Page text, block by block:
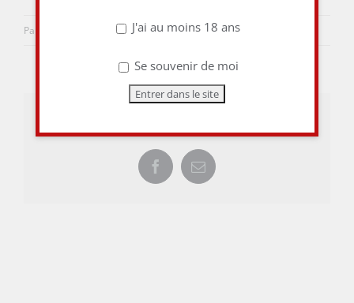
Par 19 mai 2015 | 0 commentaire
FacebookEmail
J'ai au moins 18 ans
Se souvenir de moi